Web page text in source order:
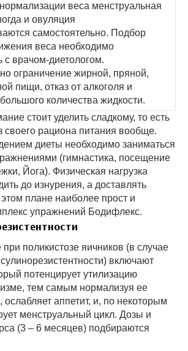
веса менструальная
и овуляция
самостоятельно. Подбор
веса необходимо
с врачом-диетологом.
ограничение жирной, пряной,
пищи, отказ от алкоголя и
количества жидкости.
стоит уделить сладкому, то есть
своего рациона питания вообще.
диеты необходимо заниматься
(гимнастика, посещение
Йога). Физическая нагрузка
до изнурения, а доставлять
плане наиболее прост и
упражнений Бодифлекс.
поликистозе яичников (в случае
включают
потенцирует утилизацию
тем самым нормализуя ее
ослабляет аппетит, и, по некоторым
менструальный цикл. Дозы и
(3 – 6 месяцев) подбираются